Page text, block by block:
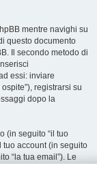
mentre navighi su
questo documento
Il secondo metodo di
essi: inviare
registrarsi su
dopo la
(in seguito “il tuo
tuo account (in seguito
“la tua email”). Le